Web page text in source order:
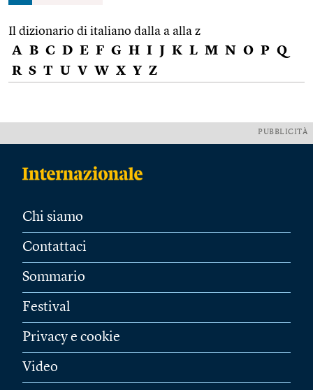
Il dizionario di italiano dalla a alla z
A B C D E F G H I J K L M N O P Q
R S T U V W X Y Z
PUBBLICITÀ
Chi siamo
Contattaci
Sommario
Festival
Privacy e cookie
Video